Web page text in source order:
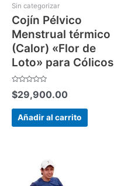
Sin categorizar
Cojín Pélvico
Menstrual térmico
(Calor) «Flor de
Loto» para Cólicos
Valorado
con
de
$29,900.00
Añadir al carrito